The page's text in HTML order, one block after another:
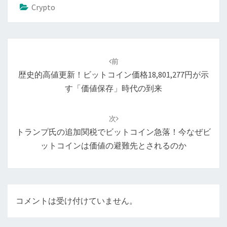
Crypto
前
歴史的高値更新！ビットコイン価格18,801,277円が示
す「価値保存」時代の到来
次
トランプ氏の追加関税でビットコイン急落！今なぜビ
ットコインは価値の避難先とされるのか
コメントは受け付けていません。